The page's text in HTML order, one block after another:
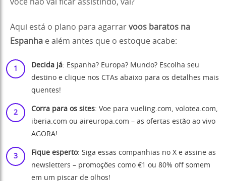
você não vai ficar assistindo, vai?
Aqui está o plano para agarrar voos baratos na
Espanha e além antes que o estoque acabe:
Decida já: Espanha? Europa? Mundo? Escolha seu
destino e clique nos CTAs abaixo para os detalhes mais
quentes!
Corra para os sites: Voe para vueling.com volotea.com
iberia.com ou aireuropa.com – as ofertas estão ao vivo
AGORA!
Fique esperto: Siga essas companhias no X e assine as
newsletters – promoções como €1 ou 80% off somem
em um piscar de olhos!